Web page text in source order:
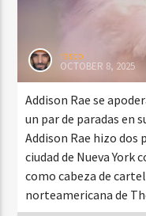
rasco
OCTOBER 8, 2025
Addison Rae se
un par de paradas en
Addison Rae hizo dos
ciudad de Nueva York
como cabeza de
norteamericana de